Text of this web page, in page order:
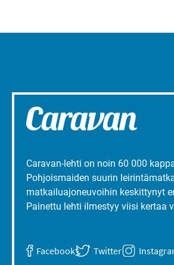
Caravan-lehti on noin 60 000
Pohjoismaiden suurin
matkailuajoneuvoihin keskittynyt
Painettu lehti ilmestyy viisi kertaa
Facebook Twitter